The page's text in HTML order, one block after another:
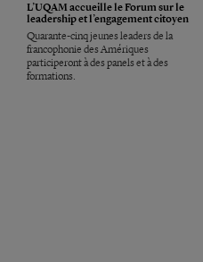
L’UQAM accueille le Forum sur le
leadership et l’engagement citoyen
Quarante-cinq jeunes leaders de la
francophonie des Amériques
participeront à des panels et à des
formations.